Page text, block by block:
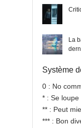
La
Système
0 : No
* : Se
** : Peut
*** : Bon